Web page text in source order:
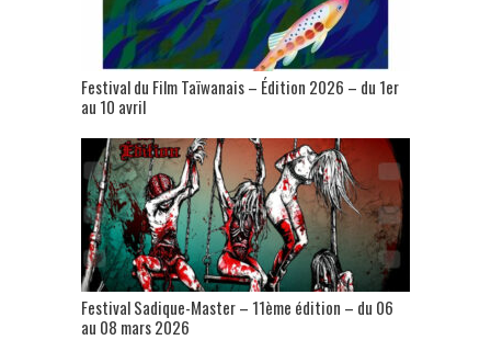
Festival du Film Taïwanais – Édition 2026 – du 1er
au 10 avril
Festival Sadique-Master – 11ème édition – du 06
au 08 mars 2026